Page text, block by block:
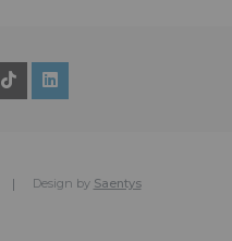
Design by Saentys